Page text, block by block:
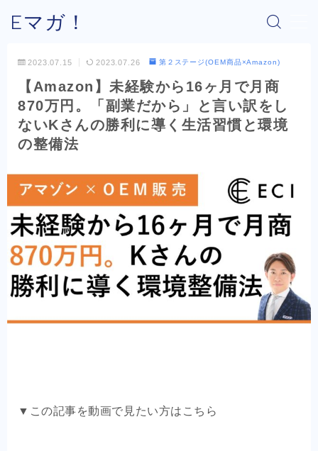
Eマガ！
Eマガ！とは？
最新コラム
OEM商品×Amazon
OEM商品×Yahoo!
OEM商品×楽天
OEM商品×自社EC
お問い合わせ
2023.07.15 2023.07.26 第２ステージ(OEM商品×Amazon)
【Amazon】未経験から16ヶ月で月商
870万円。「副業だから」と言い訳をし
ないKさんの勝利に導く生活習慣と環境
の整備法
▼この記事を動画で見たい方はこちら